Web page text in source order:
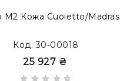
М2 Кожа Cuoietto/Madras
Код: 30-00018
25 927 ₴